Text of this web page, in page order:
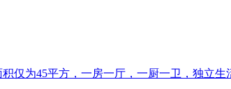
仅为45平方，一房一厅，一厨一卫，独立